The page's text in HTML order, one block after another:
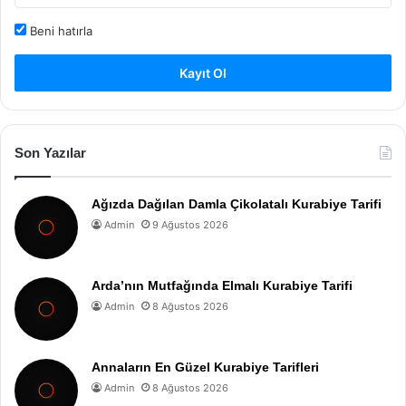
Beni hatırla
Kayıt Ol
Son Yazılar
Ağızda Dağılan Damla Çikolatalı Kurabiye Tarifi
Admin 9 Ağustos 2026
Arda’nın Mutfağında Elmalı Kurabiye Tarifi
Admin 8 Ağustos 2026
Annaların En Güzel Kurabiye Tarifleri
Admin 8 Ağustos 2026